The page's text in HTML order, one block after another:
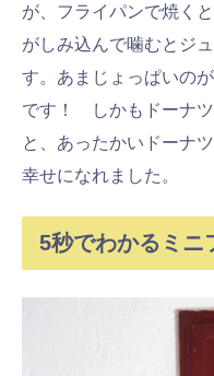
が、フライパンで焼く
がしみ込んで噛むとジ
す。あまじょっぱいの
です！ しかもドーナツ
と、あったかいドーナ
幸せになれました。
5秒でわかるミニ